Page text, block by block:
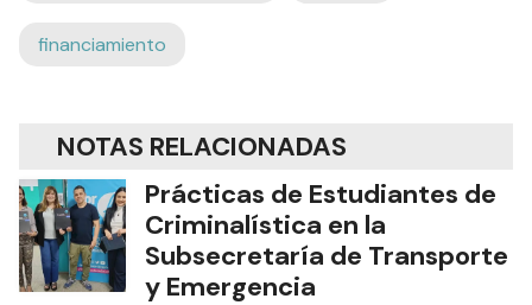
financiamiento
NOTAS RELACIONADAS
Prácticas de Estudiantes de
Criminalística en la
Subsecretaría de Transporte
y Emergencia